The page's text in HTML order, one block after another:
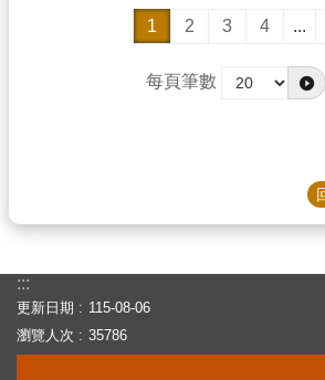
1 2 3 4 ...
每頁筆數
:::
更新日期
115-08-06
瀏覽人次
35786